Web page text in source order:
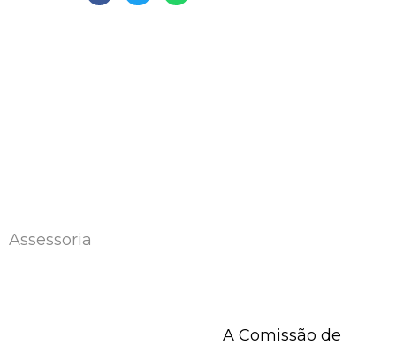
Assessoria
A Comissão de